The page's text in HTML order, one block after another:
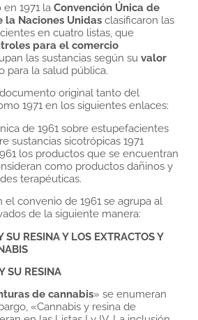
1971 la Convención Única de
la Naciones Unidasclasificaron las
en cuatro listas, que
para el comercio
las sustancias según su valor
para la salud pública.
original tanto del
1971 en los siguientes enlaces:
de 1961 sobre estupefacientes
sustancias sicotrópicas 1971
los productos que se encuentran
como productos dañinos y
terapéuticas.
convenio de 1961 se agrupa al
de la siguiente manera:
RESINA Y LOS EXTRACTOS Y
SU RESINA
de cannabis» se enumeran
«Cannabis y resina de